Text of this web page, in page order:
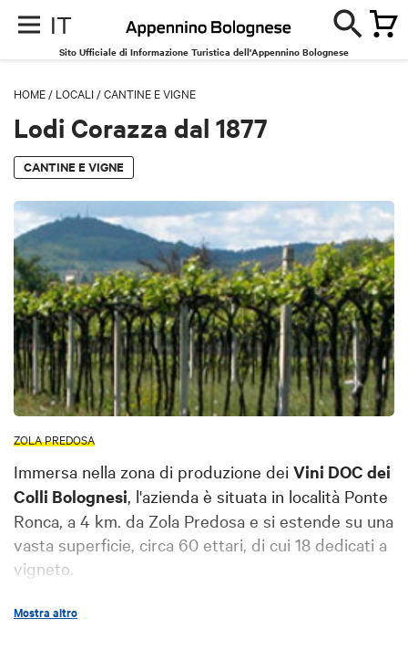
IT
Sito Ufficiale di Informazione Turistica dell'Appennino Bolognese
HOME / LOCALI /CANTINE E VIGNE
Lodi Corazza dal 1877
CANTINE E VIGNE
ZOLA PREDOSA
Immersa nella zona di produzione dei Vini DOC dei
Colli Bolognesi , l'azienda è situata in località Ponte
Ronca, a 4 km. da Zola Predosa e si estende su una
vasta superficie, circa 60 ettari, di cui 18 dedicati a
vigneto.
stati reimpiantati con coloni antichi presenti in
Mostra altro